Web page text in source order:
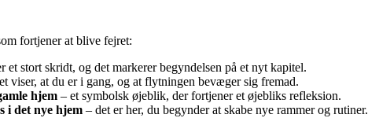
fortjener at blive fejret:
et stort skridt, og det markerer begyndelsen på et nyt kapitel.
viser, at du er i gang, og at flytningen bevæger sig fremad.
hjem – et symbolsk øjeblik, der fortjener et øjebliks refleksion.
i det nye hjem – det er her, du begynder at skabe nye rammer og rutiner.